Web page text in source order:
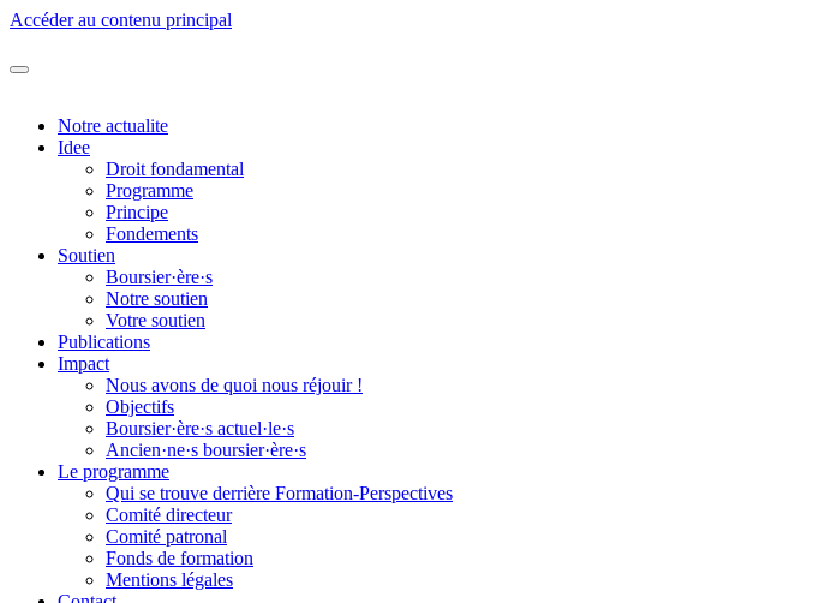
Accéder au contenu principal
Notre actualite
Idee
Droit fondamental
Programme
Principe
Fondements
Soutien
Boursier·ère·s
Notre soutien
Votre soutien
Publications
Impact
Nous avons de quoi nous réjouir !
Objectifs
Boursier·ère·s actuel·le·s
Ancien·ne·s boursier·ère·s
Le programme
Qui se trouve derrière Formation-Perspectives
Comité directeur
Comité patronal
Fonds de formation
Mentions légales